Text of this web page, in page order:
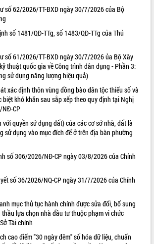
Mẹ Việt
chương
nhiệm
nhân dân
nội dung
Minh
số 62/2026/TT-BXD ngày 30/7/2026 của Bộ
số 1481/QĐ-TTg, số 1483/QĐ-TTg của Thủ
số 61/2026/TT-BXD ngày 30/7/2026 ủa Bộ Xây
thuật quốc gia về Công trình dân dụng - Phần 3:
sử dụng năng lượng hiệu quả)
xác định thôn vùng đồng bào dân tộc thiểu số và
biệt khó khăn sau sắp xếp theo quy định tại Nghị
CP
với quyền sử dụng đất) của các cơ sở nhà, đất là
sử dụng vào mục đích để ở trên địa bàn phường
số 306/2026/NĐ-CP ngày 03/8/2026 của Chính
số 36/2026/NQ-CP ngày 31/7/2026 của Chính
mục thủ tục hành chính được sửa đổi, bổ sung
lựa chọn nhà đầu tư thuộc phạm vi chức
Tài chính
cao điểm "30 ngày đêm" số hóa dữ liệu, chuẩn